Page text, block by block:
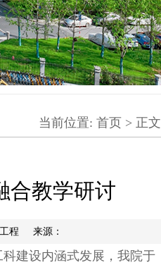
当前位置: 首页 > 正文
合教学研讨
程 来源：
建设内涵式发展，我院于